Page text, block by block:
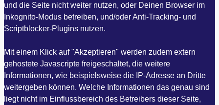
und die Seite nicht weiter nutzen, oder Deinen Browser im
Inkognito-Modus betreiben, und/oder Anti-Tracking- und
Scriptblocker-Plugins nutzen.
Mit einem Klick auf "Akzeptieren" werden zudem extern
gehostete Javascripte freigeschaltet, die weitere
Informationen, wie beispielsweise die IP-Adresse an Dritte
weitergeben können. Welche Informationen das genau sind
liegt nicht im Einflussbereich des Betreibers dieser Seite,